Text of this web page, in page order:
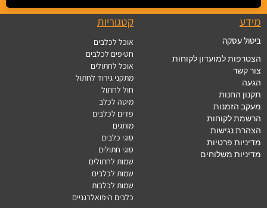
מידע
ביטול עסקה
הצטרפות למועדון לקוחות
צור קשר
הגעה
תקנון החנות
מעקב הזמנות
הרשמת לקוחות
הצהרת נגישות
מדיניות פרטיות
מדיניות משלוחים
קטגוריות
אוכל לכלבים
חטיפים לכלבים
אוכל לחתולים
מתקני גירוד לחתול
חול לחתול
מיטה לכלב
פדים לכלבים
מותגים
סוגי כלבים
סוגי חתולים
שמות לחתולים
שמות לכלבים
שמות לכלבות
כלבים היפואלרגניים